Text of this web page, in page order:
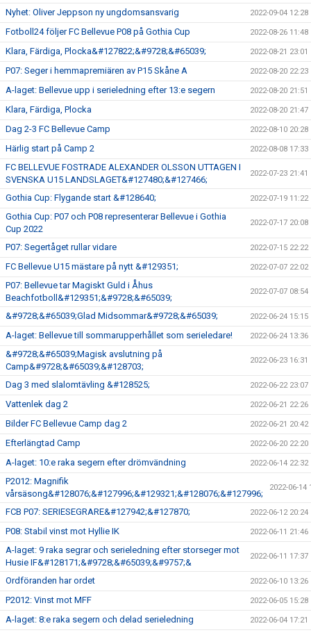
Nyhet: Oliver Jeppson ny ungdomsansvarig 2022-09-04 12:28
Fotboll24 följer FC Bellevue P08 på Gothia Cup 2022-08-26 11:48
Klara, Färdiga, Plocka&#127822;&#9728;&#65039; 2022-08-21 23:01
P07: Seger i hemmapremiären av P15 Skåne A 2022-08-20 22:23
A-laget: Bellevue upp i serieledning efter 13:e segern 2022-08-20 21:51
Klara, Färdiga, Plocka 2022-08-20 21:47
Dag 2-3 FC Bellevue Camp 2022-08-10 20:28
Härlig start på Camp 2 2022-08-08 17:33
FC BELLEVUE FOSTRADE ALEXANDER OLSSON UTTAGEN I
SVENSKA U15 LANDSLAGET&#127480;&#127466;
2022-07-23 21:41
Gothia Cup: Flygande start &#128640; 2022-07-19 11:22
Gothia Cup: P07 och P08 representerar Bellevue i Gothia
Cup 2022
2022-07-17 20:08
P07: Segertåget rullar vidare 2022-07-15 22:22
FC Bellevue U15 mästare på nytt &#129351; 2022-07-07 22:02
P07: Bellevue tar Magiskt Guld i Åhus
Beachfotboll&#129351;&#9728;&#65039;
2022-07-07 08:54
&#9728;&#65039;Glad Midsommar&#9728;&#65039; 2022-06-24 15:15
A-laget: Bellevue till sommarupperhållet som serieledare! 2022-06-24 13:36
&#9728;&#65039;Magisk avslutning på
Camp&#9728;&#65039;&#128703;
2022-06-23 16:31
Dag 3 med slalomtävling &#128525; 2022-06-22 23:07
Vattenlek dag 2 2022-06-21 22:26
Bilder FC Bellevue Camp dag 2 2022-06-21 20:42
Efterlängtad Camp 2022-06-20 22:20
A-laget: 10:e raka segern efter drömvändning 2022-06-14 22:32
P2012: Magnifik
vårsäsong&#128076;&#127996;&#129321;&#128076;&#127996;
2022-06-14
FCB P07: SERIESEGRARE&#127942;&#127870; 2022-06-12 20:24
P08: Stabil vinst mot Hyllie IK 2022-06-11 21:46
A-laget: 9 raka segrar och serieledning efter storseger mot
Husie IF&#128171;&#9728;&#65039;&#9757;&
2022-06-11 17:37
Ordföranden har ordet 2022-06-10 13:26
P2012: Vinst mot MFF 2022-06-05 15:28
A-laget: 8:e raka segern och delad serieledning 2022-06-04 17:21